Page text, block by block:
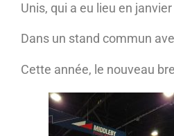
Unis, qui a eu lieu en
Dans un stand commun
Cette année, le nouveau